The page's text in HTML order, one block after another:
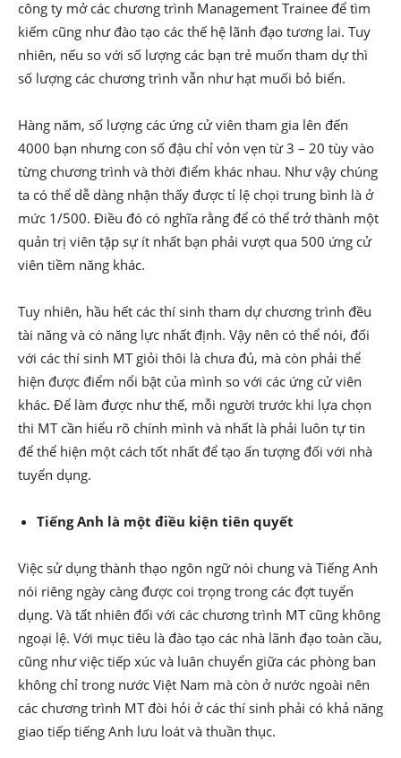
công ty mở các chương trình Management Trainee để tìm
kiếm cũng như đào tạo các thế hệ lãnh đạo tương lai. Tuy
nhiên, nếu so với số lượng các bạn trẻ muốn tham dự thì
số lượng các chương trình vẫn như hạt muối bỏ biển.
Hàng năm, số lượng các ứng cử viên tham gia lên đến
4000 bạn nhưng con số đậu chỉ vỏn vẹn từ 3 – 20 tùy vào
từng chương trình và thời điểm khác nhau. Như vậy chúng
ta có thể dễ dàng nhận thấy được tỉ lệ chọi trung bình là ở
mức 1/500. Điều đó có nghĩa rằng để có thể trở thành một
quản trị viên tập sự ít nhất bạn phải vượt qua 500 ứng cử
viên tiềm năng khác.
Tuy nhiên, hầu hết các thí sinh tham dự chương trình đều
tài năng và có năng lực nhất định. Vậy nên có thể nói, đối
với các thí sinh MT giỏi thôi là chưa đủ, mà còn phải thể
hiện được điểm nổi bật của mình so với các ứng cử viên
khác. Để làm được như thế, mỗi người trước khi lựa chọn
thi MT cần hiểu rõ chính mình và nhất là phải luôn tự tin
để thể hiện một cách tốt nhất để tạo ấn tượng đối với nhà
tuyển dụng.
Tiếng Anh là một điều kiện tiên quyết
Việc sử dụng thành thạo ngôn ngữ nói chung và Tiếng Anh
nói riêng ngày càng được coi trọng trong các đợt tuyển
dụng. Và tất nhiên đối với các chương trình MT cũng không
ngoại lệ. Với mục tiêu là đào tạo các nhà lãnh đạo toàn cầu,
cũng như việc tiếp xúc và luân chuyển giữa các phòng ban
không chỉ trong nước Việt Nam mà còn ở nước ngoài nên
các chương trình MT đòi hỏi ở các thí sinh phải có khả năng
giao tiếp tiếng Anh lưu loát và thuần thục.